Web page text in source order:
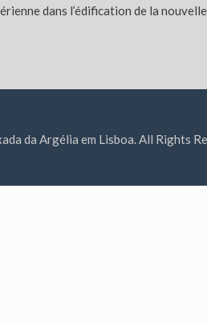
dans l’édification de la
da Argélia em Lisboa. All Rights